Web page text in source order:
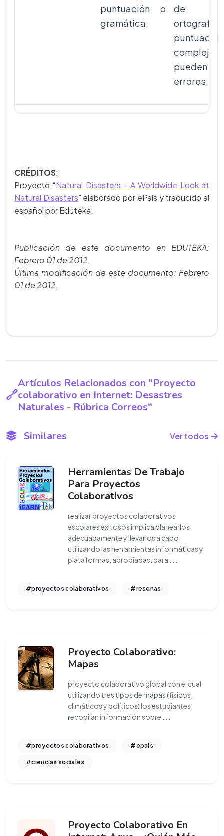
puntuación o
gramática.
de
complejas
pueden
errores.
CRÉDITOS:
Proyecto “Natural Disasters - A Worldwide Look at
Natural Disasters” elaborado por ePals y traducido al
español por Eduteka.
Publicación de este documento en EDUTEKA:
Febrero 01 de 2012.
Última modificación de este documento: Febrero
01 de 2012.
Artículos Relacionados con "Proyecto
colaborativo en Internet: Desastres
Naturales - Rúbrica Correos"
Similares Ver todos
Herramientas De Trabajo
Para Proyectos
Colaborativos
realizar proyectos colaborativos
escolares exitosos implica planearlos
adecuadamente y llevarlos a cabo
utilizando las herramientas informáticas y
plataformas, apropiadas. para ...
#proyectos colaborativos #resenas
Proyecto Colaborativo:
Mapas
proyecto colaborativo global con el cual
utilizando tres tipos de mapas (físicos,
climáticos y políticos) los estudiantes
recopilan información sobre ...
#proyectos colaborativos #epals
#ciencias sociales
Proyecto Colaborativo En